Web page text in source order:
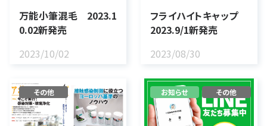
万能小筆混毛 2023.1
0.02新発売
2023/10/02
フライハイトキャップ
2023.9/1新発売
2023/08/30
その他 お知らせ その他